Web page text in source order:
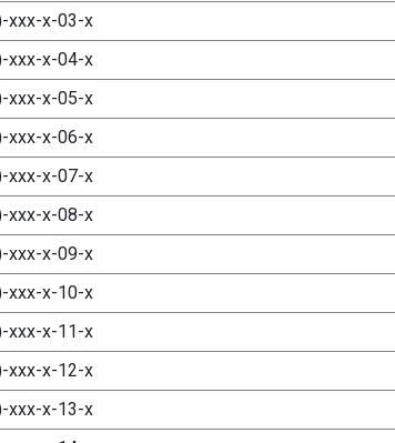
ххх-х-03-х
ххх-х-04-х
ххх-х-05-х
ххх-х-06-х
ххх-х-07-х
ххх-х-08-х
ххх-х-09-х
ххх-х-10-х
ххх-х-11-х
ххх-х-12-х
ххх-х-13-х